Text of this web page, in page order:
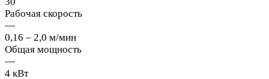
Рабочая скорость
—
0,16 – 2,0 м/мин
Общая мощность
—
4 кВт